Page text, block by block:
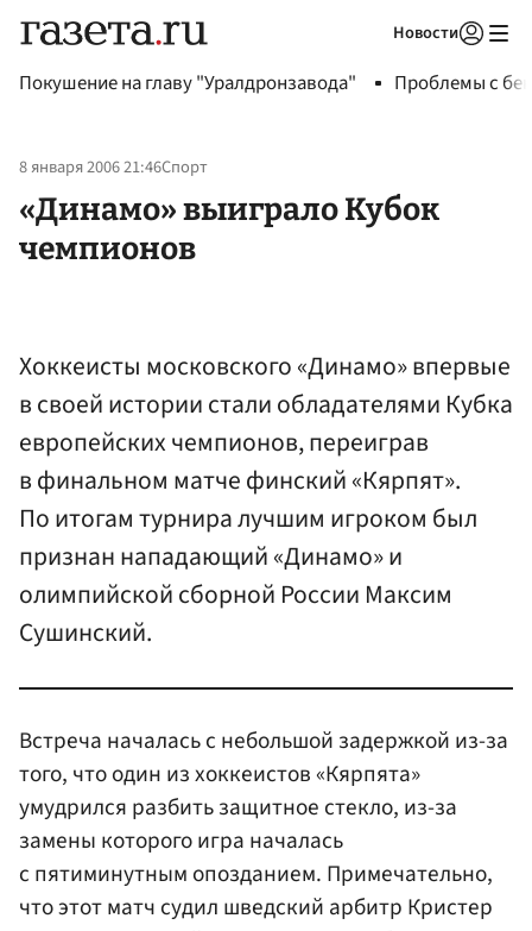
Новости
Покушение на главу "Уралдронзавода" Проблемы с
8 января 2006 21:46Спорт
«Динамо» выиграло Кубок
чемпионов
Хоккеисты московского «Динамо» впервые
в своей истории стали обладателями Кубка
европейских чемпионов, переиграв
в финальном матче финский «Кярпят».
По итогам турнира лучшим игроком был
признан нападающий «Динамо» и
олимпийской сборной России Максим
Сушинский.
Встреча началась с небольшой задержкой из-за
того, что один из хоккеистов «Кярпята»
умудрился разбить защитное стекло, из-за
замены которого игра началась
с пятиминутным опозданием. Примечательно,
что этот матч судил шведский арбитр Кристер